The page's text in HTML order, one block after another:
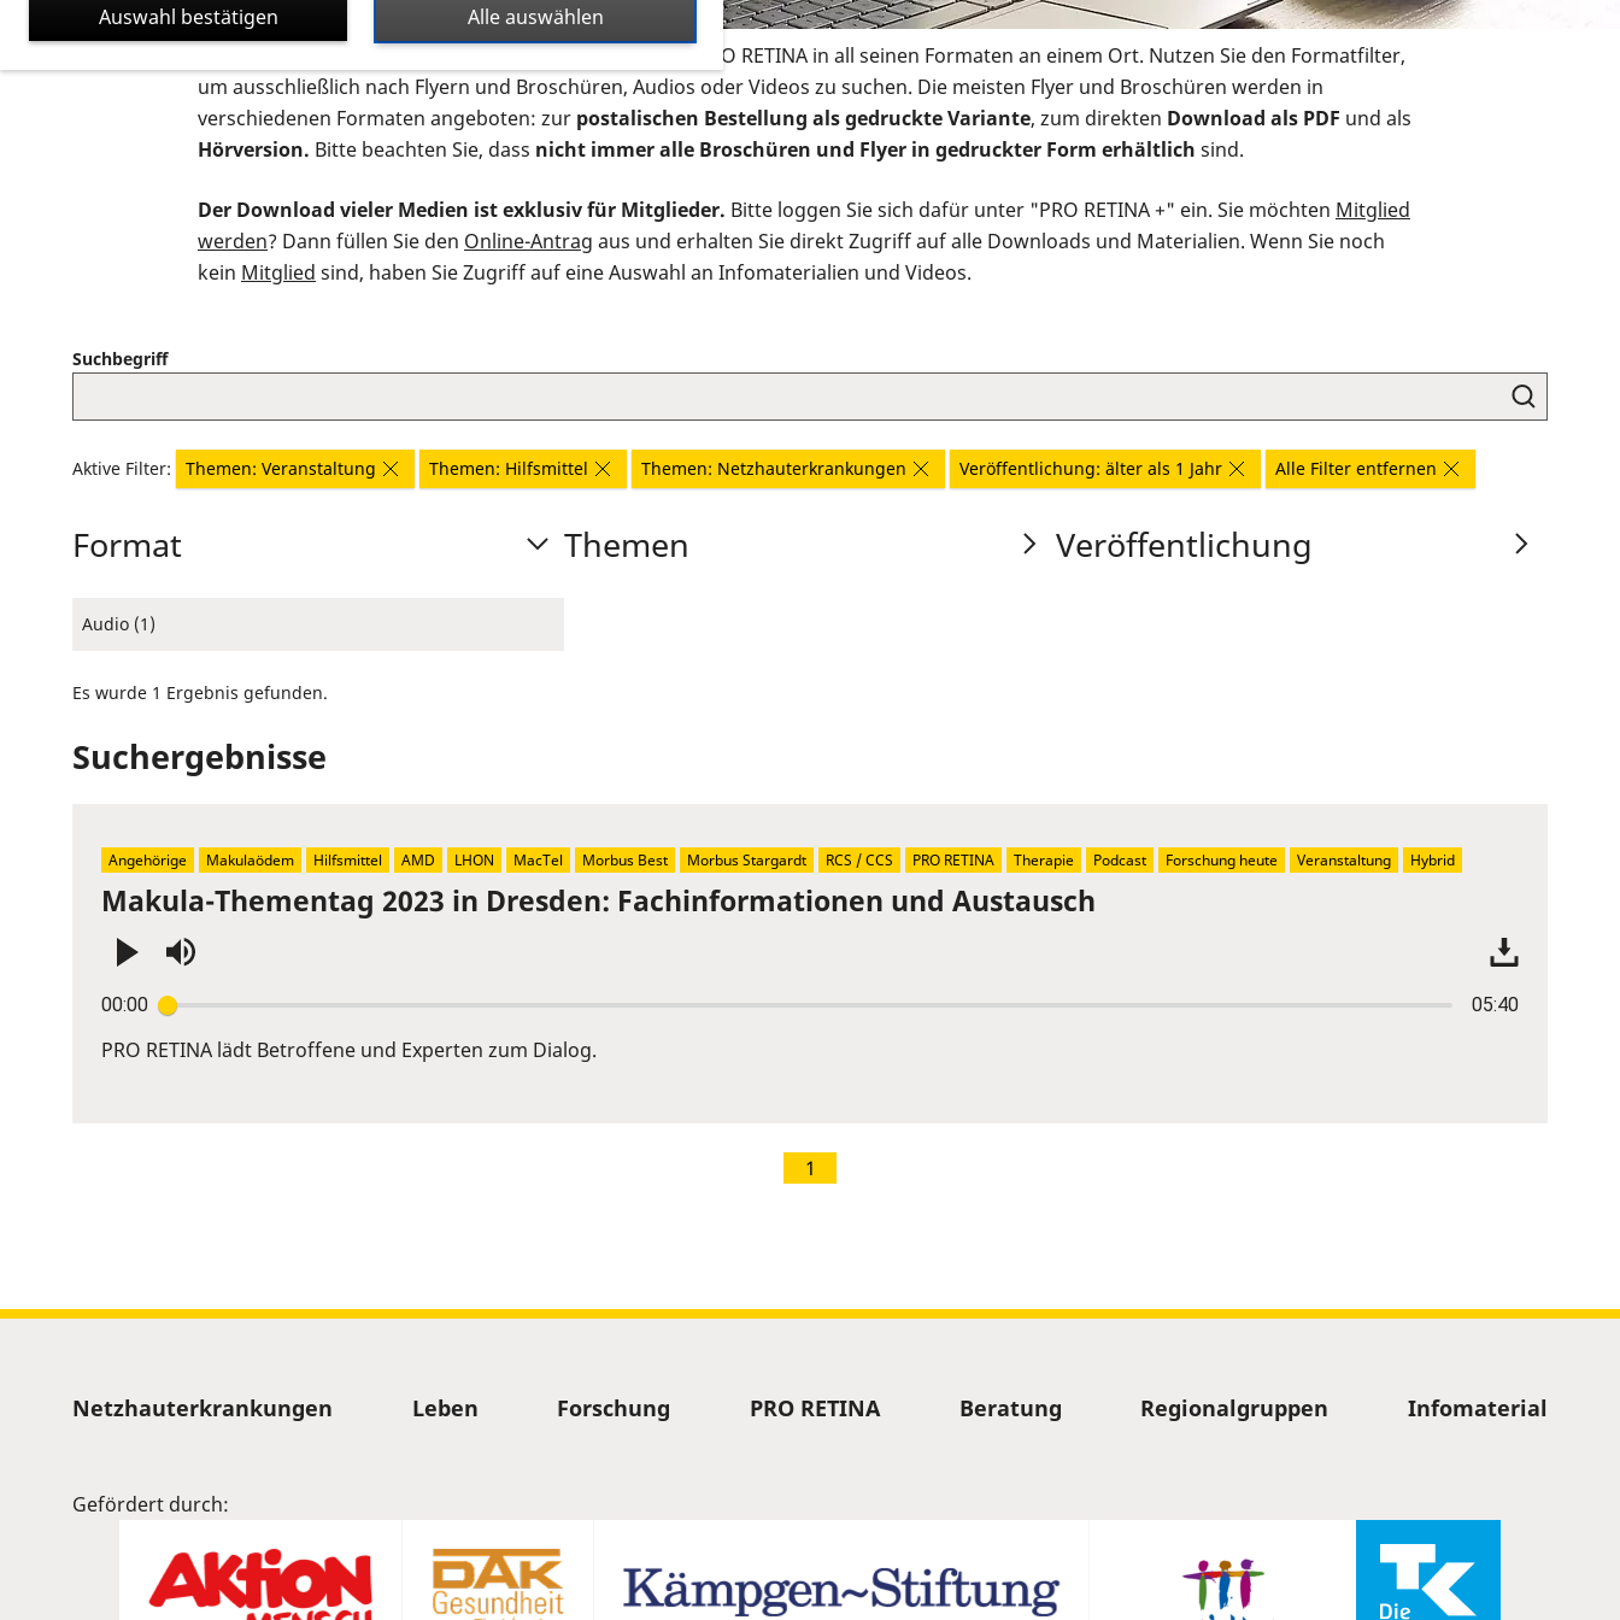
Auf dieser Seite finden Sie sämtliches Infomaterial der PRO RETINA in all seinen Formaten an einem Ort. Nutzen Sie den Formatfilter,
um ausschließlich nach Flyern und Broschüren, Audios oder Videos zu suchen. Die meisten Flyer und Broschüren werden in
verschiedenen Formaten angeboten: zur postalischen Bestellung als gedruckte Variante, zum direkten Download als PDF und als
Hörversion. Bitte beachten Sie, dass nicht immer alle Broschüren und Flyer in gedruckter Form erhältlich sind.
Der Download vieler Medien ist exklusiv für Mitglieder. Bitte loggen Sie sich dafür unter "PRO RETINA +" ein. Sie möchten Mitglied
werden? Dann füllen Sie den Online-Antrag aus und erhalten Sie direkt Zugriff auf alle Downloads und Materialien. Wenn Sie noch
kein Mitglied sind, haben Sie Zugriff auf eine Auswahl an Infomaterialien und Videos.
Suchbegriff
Aktive Filter: Themen: Veranstaltung Themen: Hilfsmittel Themen: Netzhauterkrankungen Veröffentlichung: älter als 1 Jahr Alle Filter entfernen
Format
Audio (1)
Themen Veröffentlichung
Es wurde 1 Ergebnis gefunden.
Suchergebnisse
Makula-Thementag 2023 in Dresden: Fachinformationen und Austausch
00:00 05:40
Enter
or
PRO RETINA lädt Betroffene und Experten zum Dialog.
Angehörige Makulaödem Hilfsmittel AMD LHON MacTel Morbus Best Morbus Stargardt RCS / CCS PRO RETINA Therapie Podcast Forschung heute Veranstaltung Hybrid
1
Sitemap
Netzhauterkrankungen Leben Forschung PRO RETINA Beratung Regionalgruppen Infomaterial
Gefördert durch:
Alle auswählen
Auswahl bestätigen